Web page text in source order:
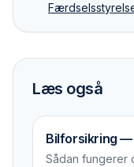
Læs også
Bilforsikring —
Sådan